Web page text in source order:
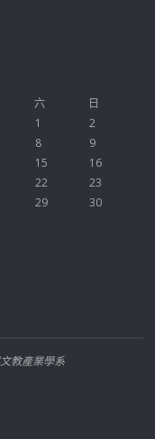
六
日
1
2
8
9
15
16
22
23
29
30
教產業學系